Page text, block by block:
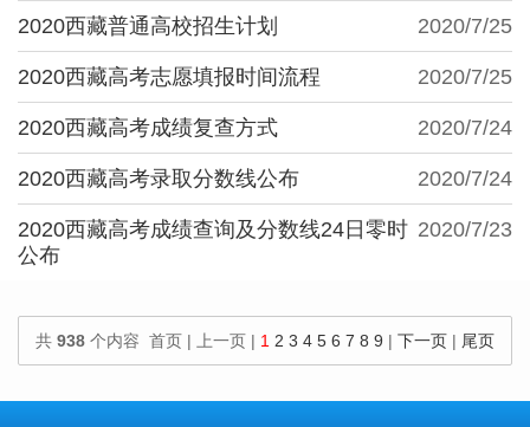
2020/7/25
2020西藏普通高校招生计划
2020/7/25
2020西藏高考志愿填报时间流程
2020/7/24
2020西藏高考成绩复查方式
2020/7/24
2020西藏高考录取分数线公布
2020/7/23
2020西藏高考成绩查询及分数线24日零时
公布
共 938 个内容 首页 | 上一页 | 1 2 3 4 5 6 7 8 9 | 下一页 | 尾页